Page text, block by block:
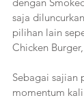
saja
pilihan lain
Chicken
Sebagai sajian
momentum